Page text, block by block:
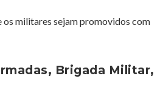
os militares sejam promovidos com
Brigada Militar,